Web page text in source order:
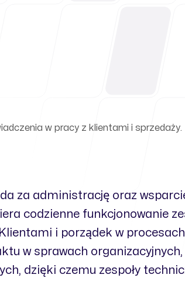
w pracy z klientami i sprzedaży.
za administrację oraz
codzienne funkcjonowanie
i porządek w
w sprawach organizacyjnych,
dzięki czemu zespoły